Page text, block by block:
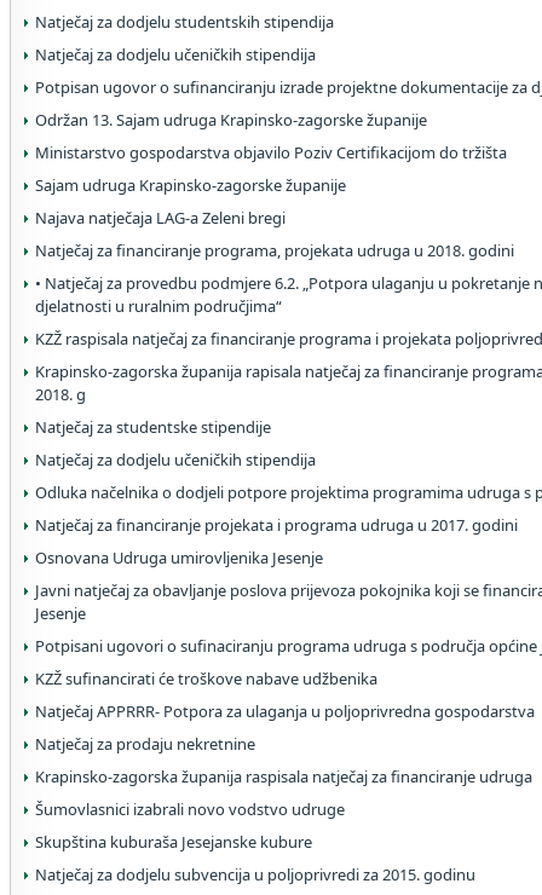
Natječaj za dodjelu studentskih stipendija
Natječaj za dodjelu učeničkih stipendija
Potpisan ugovor o sufinanciranju izrade projektne dokumentacije za
Održan 13. Sajam udruga Krapinsko-zagorske županije
Ministarstvo gospodarstva objavilo Poziv Certifikacijom do tržišta
Sajam udruga Krapinsko-zagorske županije
Najava natječaja LAG-a Zeleni bregi
Natječaj za financiranje programa, projekata udruga u 2018. godini
• Natječaj za provedbu podmjere 6.2. „Potpora ulaganju u pokretanje
djelatnosti u ruralnim područjima“
KZŽ raspisala natječaj za financiranje programa i projekata
Krapinsko-zagorska županija rapisala natječaj za financiranje
2018. g
Natječaj za studentske stipendije
Natječaj za dodjelu učeničkih stipendija
Odluka načelnika o dodjeli potpore projektima programima udruga s
Natječaj za financiranje projekata i programa udruga u 2017. godini
Osnovana Udruga umirovljenika Jesenje
Javni natječaj za obavljanje poslova prijevoza pokojnika koji se
Jesenje
Potpisani ugovori o sufinaciranju programa udruga s područja općine
KZŽ sufinancirati će troškove nabave udžbenika
Natječaj APPRRR- Potpora za ulaganja u poljoprivredna gospodarstva
Natječaj za prodaju nekretnine
Krapinsko-zagorska županija raspisala natječaj za financiranje udruga
Šumovlasnici izabrali novo vodstvo udruge
Skupština kuburaša Jesejanske kubure
Natječaj za dodjelu subvencija u poljoprivredi za 2015. godinu